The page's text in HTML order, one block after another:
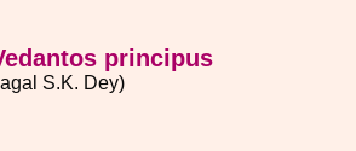
principus
S.K. Dey)